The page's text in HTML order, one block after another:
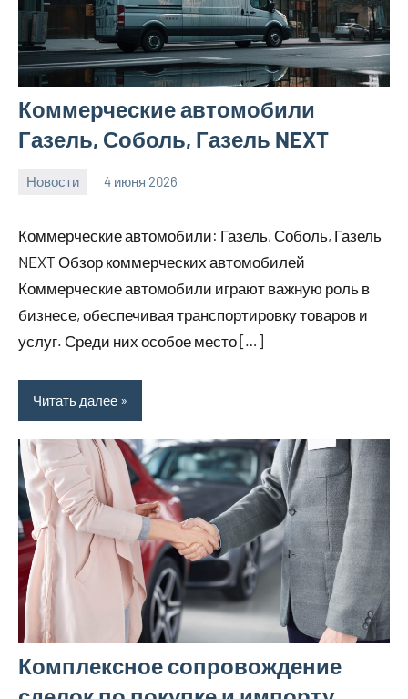
Коммерческие автомобили
Газель, Соболь, Газель NEXT
Новости 4 июня 2026
Коммерческие автомобили: Газель, Соболь, Газель
NEXT Обзор коммерческих автомобилей
Коммерческие автомобили играют важную роль в
бизнесе, обеспечивая транспортировку товаров и
услуг. Среди них особое место […]
Читать далее
Комплексное сопровождение